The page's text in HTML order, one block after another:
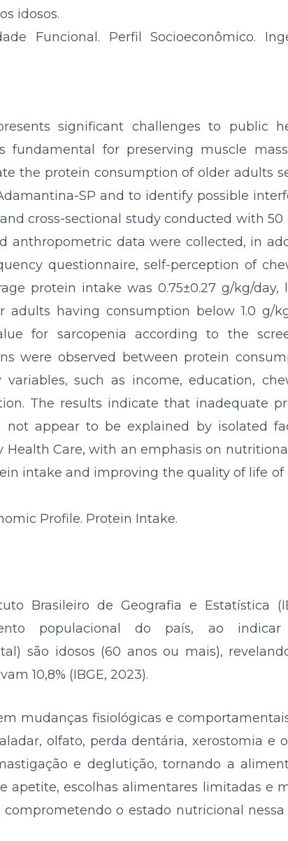
idosos.
Funcional. Perfil Socioeconômico.
significant challenges to public
for preserving muscle
the protein consumption of older adults
SP and to identify possible
cross-sectional study conducted with 50
anthropometric data were collected, in
questionnaire, self-perception of
protein intake was 0.75±0.27 g/kg/day,
having consumption below 1.0 g/
for sarcopenia according to the
were observed between protein
such as income, education,
The results indicate that inadequate
appear to be explained by isolated
Care, with an emphasis on
intake and improving the quality of life of
Profile. Protein Intake.
Brasileiro de Geografia e Estatística
populacional do país, ao
são idosos (60 anos ou mais),
10,8% (IBGE, 2023).
mudanças fisiológicas e
olfato, perda dentária, xerostomia e
e deglutição, tornando a
apetite, escolhas alimentares limitadas e
comprometendo o estado nutricional nessa